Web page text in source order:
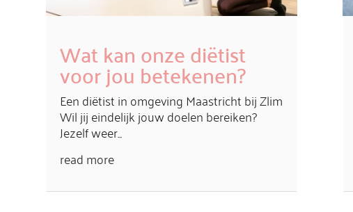
Wat kan onze diëtist
voor jou betekenen?
Een diëtist in omgeving Maastricht bij Zlim
Wil jij eindelijk jouw doelen bereiken?
Jezelf weer...
read more